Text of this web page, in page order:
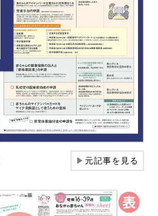
▶元記事を見る